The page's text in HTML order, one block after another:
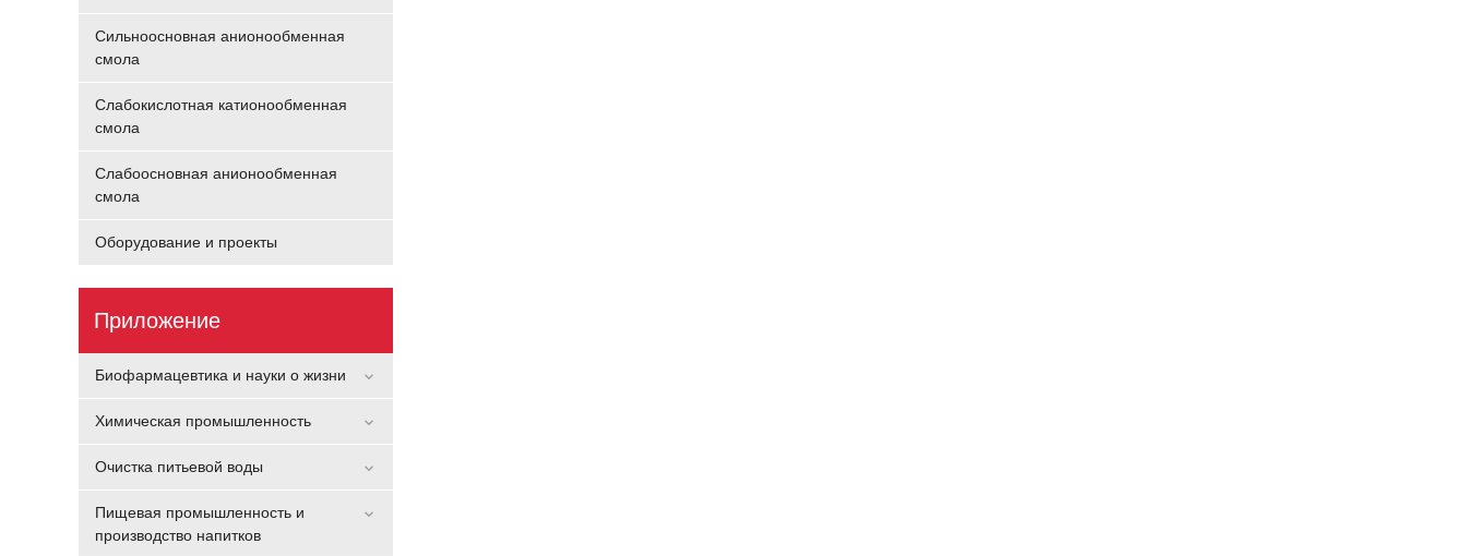
Сильноосновная анионообменная
смола
Слабокислотная катионообменная
смола
Слабоосновная анионообменная
смола
Оборудование и проекты
Приложение
Биофармацевтика и науки о жизни
Химическая промышленность
Очистка питьевой воды
Пищевая промышленность и
производство напитков